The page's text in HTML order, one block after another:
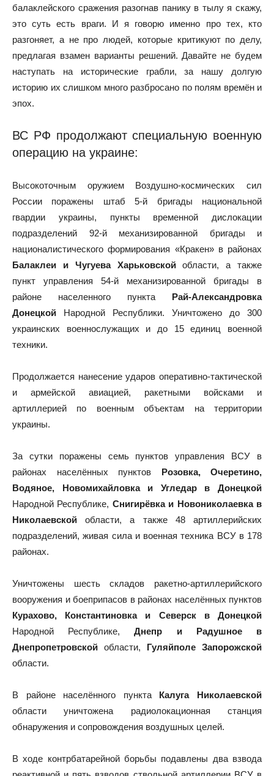
балаклейского сражения разогнав панику в тылу я скажу,
это суть есть враги. И я говорю именно про тех, кто
разгоняет, а не про людей, которые критикуют по делу,
предлагая взамен варианты решений. Давайте не будем
наступать на исторические грабли, за нашу долгую
историю их слишком много разбросано по полям времён и
эпох.
ВС РФ продолжают специальную военную
операцию на украине:
Высокоточным оружием Воздушно-космических сил
России поражены штаб 5-й бригады национальной
гвардии украины, пункты временной дислокации
подразделений 92-й механизированной бригады и
националистического формирования «Кракен» в районах
Балаклеи и Чугуева Харьковскойобласти, а также
пункт управления 54-й механизированной бригады в
районе населенного пункта Рай-Александровка
Донецкой Народной Республики. Уничтожено до 300
украинских военнослужащих и до 15 единиц военной
техники.
Продолжается нанесение ударов оперативно-тактической
и армейской авиацией, ракетными войсками и
артиллерией по военным объектам на территории
украины.
За сутки поражены семь пунктов управления ВСУ в
районах населённых пунктов Розовка, Очеретино,
Водяное, Новомихайловка и Угледар в Донецкой
Народной Республике, Снигирёвка и Новониколаевка в
Николаевской области, а также 48 артиллерийских
подразделений, живая сила и военная техника ВСУ в 178
районах.
Уничтожены шесть складов ракетно-артиллерийского
вооружения и боеприпасов в районах населённых пунктов
Курахово, Константиновка и Северск в Донецкой
Народной Республике,Днепр и Радушное в
Днепропетровской области, Гуляйполе Запорожской
области.
В районе населённого пункта Калуга Николаевской
области уничтожена радиолокационная станция
обнаружения и сопровождения воздушных целей.
В ходе контрбатарейной борьбы подавлены два взвода